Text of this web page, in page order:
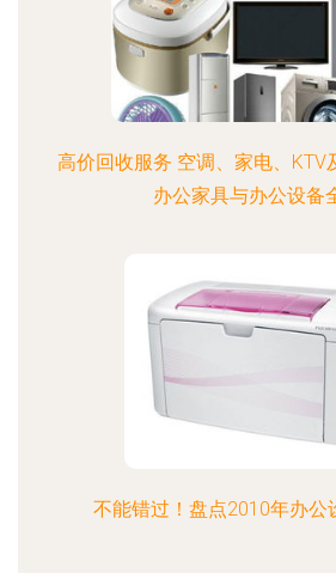
高价回收服务 空调、家电、KTV
办公家具与办公设备
不能错过！盘点2010年办公